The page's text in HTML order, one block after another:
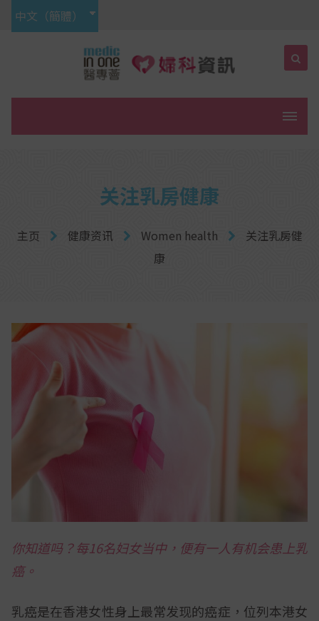
中文（簡體）
关注乳房健康
主页 健康资讯 Women health
关注乳房健
康
你知道吗？每16名妇女当中，便有一人有机会患上乳
癌。
乳癌是在香港女性身上最常发现的癌症，位列本港女